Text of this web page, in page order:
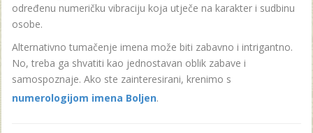
određenu numeričku vibraciju koja utječe na karakter i sudbinu
osobe.
Alternativno tumačenje imena može biti zabavno i intrigantno.
No, treba ga shvatiti kao jednostavan oblik zabave i
samospoznaje. Ako ste zainteresirani, krenimo s
numerologijom imena Boljen.